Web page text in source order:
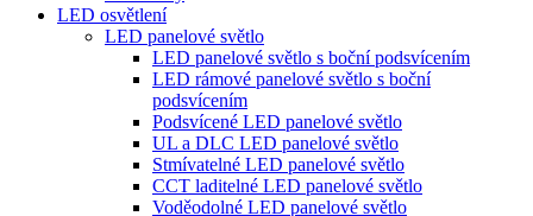
LED osvětlení
LED panelové světlo
LED panelové světlo s boční podsvícením
LED rámové panelové světlo s boční
podsvícením
Podsvícené LED panelové světlo
UL a DLC LED panelové světlo
Stmívatelné LED panelové světlo
CCT laditelné LED panelové světlo
Voděodolné LED panelové světlo